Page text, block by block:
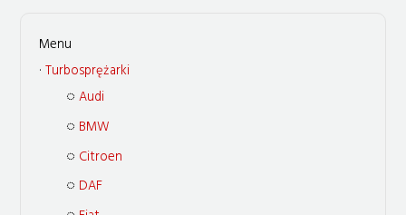
Turbosprężarki
Audi
BMW
Citroen
DAF